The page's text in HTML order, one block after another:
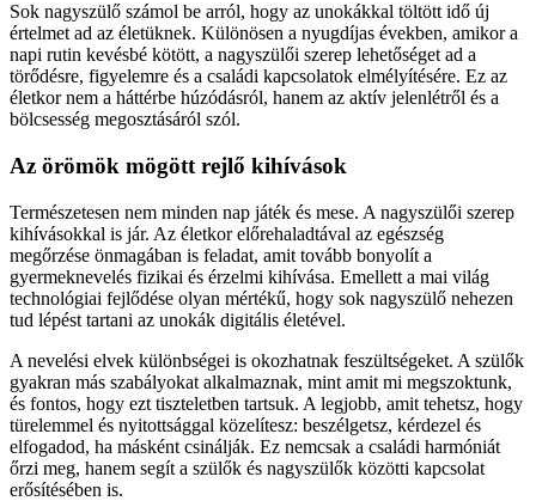
Sok nagyszülő számol be arról, hogy az unokákkal töltött idő új
értelmet ad az életüknek. Különösen a nyugdíjas években, amikor a
napi rutin kevésbé kötött, a nagyszülői szerep lehetőséget ad a
törődésre, figyelemre és a családi kapcsolatok elmélyítésére. Ez az
életkor nem a háttérbe húzódásról, hanem az aktív jelenlétről és a
bölcsesség megosztásáról szól.
Az örömök mögött rejlő kihívások
Természetesen nem minden nap játék és mese. A nagyszülői szerep
kihívásokkal is jár. Az életkor előrehaladtával az egészség
megőrzése önmagában is feladat, amit tovább bonyolít a
gyermeknevelés fizikai és érzelmi kihívása. Emellett a mai világ
technológiai fejlődése olyan mértékű, hogy sok nagyszülő nehezen
tud lépést tartani az unokák digitális életével.
A nevelési elvek különbségei is okozhatnak feszültségeket. A szülők
gyakran más szabályokat alkalmaznak, mint amit mi megszoktunk,
és fontos, hogy ezt tiszteletben tartsuk. A legjobb, amit tehetsz, hogy
türelemmel és nyitottsággal közelítesz: beszélgetsz, kérdezel és
elfogadod, ha másként csinálják. Ez nemcsak a családi harmóniát
őrzi meg, hanem segít a szülők és nagyszülők közötti kapcsolat
erősítésében is.